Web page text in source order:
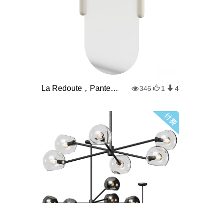
La Redoute，Pantera 椭圆形镜子 346 1 4